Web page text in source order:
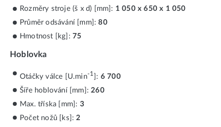
Rozměry stroje (š x d) [mm]: 1 050 x 650 x 1 050
Průměr odsávání [mm]:80
Hmotnost [kg]: 75
Hoblovka
Otáčky válce [U.min-1]: 6 700
Šíře hoblování [mm]: 260
Max. tříska [mm]: 3
Počet nožů [ks]: 2